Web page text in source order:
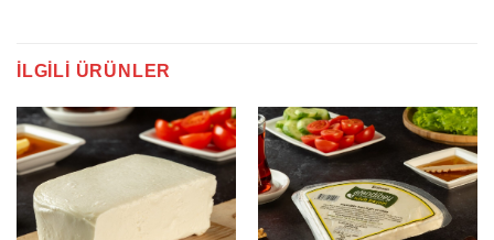
İLGILI ÜRÜNLER